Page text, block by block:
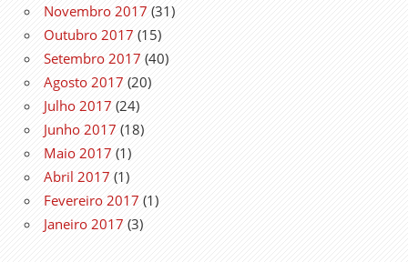
Novembro 2017 (31)
Outubro 2017 (15)
Setembro 2017 (40)
Agosto 2017 (20)
Julho 2017 (24)
Junho 2017 (18)
Maio 2017 (1)
Abril 2017 (1)
Fevereiro 2017 (1)
Janeiro 2017 (3)